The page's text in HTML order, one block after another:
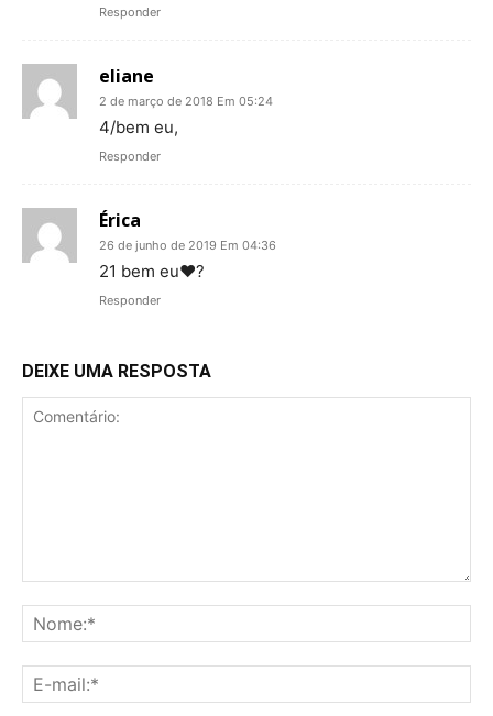
Responder
eliane
2 de março de 2018 Em 05:24
4/bem eu,
Responder
Érica
26 de junho de 2019 Em 04:36
21 bem eu❤?
Responder
DEIXE UMA RESPOSTA